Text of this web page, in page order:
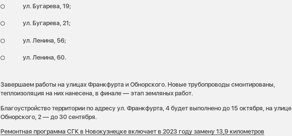
ул. Бугарева, 19;
ул. Бугарева, 21;
ул. Ленина, 56;
ул. Ленина, 60.
Завершаем работы на улицах Франкфурта и Обнорского. Новые трубопроводы смонтированы,
теплоизоляция на них нанесена, в финале — этап земляных работ.
Благоустройство территории по адресу ул. Франкфурта, 4 будет выполнено до 15 октября, на улице
Обнорского, 2 — до 30 сентября.
Ремонтная программа СГК в Новокузнецке включает в 2023 году замену 13,9 километров